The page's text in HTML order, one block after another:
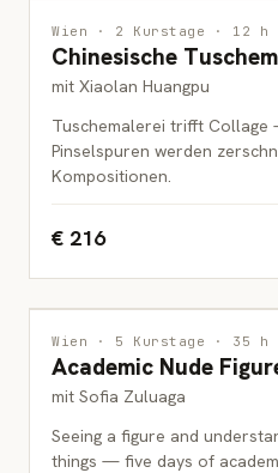
MALEREI
ERWACHSENE
Wien · 2 Kurstage · 12 h
Chinesische
mit Xiaolan Huangpu
Tuschemalerei trifft Collage
Pinselspuren werden
Kompositionen.
€ 216
MALEREI
ERWACHSENE
Wien · 5 Kurstage · 35 h
Academic Nude
mit Sofia Zuluaga
Seeing a figure and
things — five days of